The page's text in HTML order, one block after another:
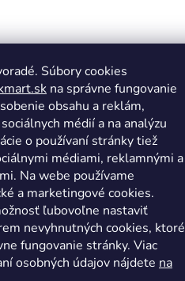
Súbory cookies
na správne fungovanie
obsahu a reklám,
médií a na analýzu
o používaní stránky tiež
médiami, reklamnými a
Na webe používame
a marketingové cookies.
ľubovoľne nastaviť
nevyhnutných cookies, ktoré
fungovanie stránky. Viac
osobných údajov nájdete na
Kmart.sk. Všetky práva vyhradené.